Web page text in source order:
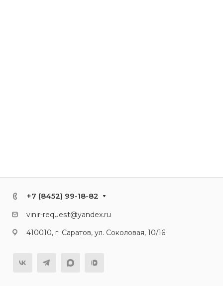
+7 (8452) 99-18-82
vinir-request@yandex.ru
410010, г. Саратов, ул. Соколовая, 10/16